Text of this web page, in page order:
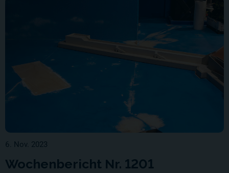
6. Nov. 2023
Wochenbericht Nr. 1201